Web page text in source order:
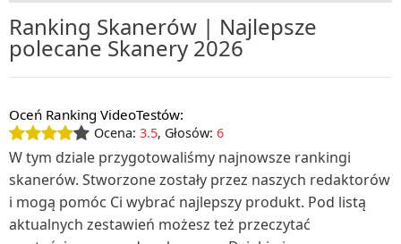
AGD (92)
Chłodziarko - zamrażarki wolnostojące (1)
Kuchenki do zabudowy (2)
Kuchnie wolnostojące (5)
Lodówki do zabudowy (5)
Lodówki wolnostojące (16)
Dom i ogród (108)
Agregaty prądotwórcze (1)
Alarmy (1)
Baseny ogrodowe (4)
Ciśnieniomierze (2)
Drobne AGD do higieny i pielęgnacji (49)
Depilatory (3)
Elektryczne pilniki do stóp (1)
Golarki (3)
Drobne AGD do kuchni i domu (125)
Akcesoria kuchenne (1)
Automaty do popcornu (1)
Fotografia i filmowanie (16)
Aparaty fotograficzne (6)
Gry i konsole (11)
Ranking Skanerów | Najlepsze
polecane Skanery 2026
Oceń Ranking VideoTestów:
Ocena: 3.5, Głosów: 6
W tym dziale przygotowaliśmy najnowsze rankingi
skanerów. Stworzone zostały przez naszych redaktorów
i mogą pomóc Ci wybrać najlepszy produkt. Pod listą
aktualnych zestawień możesz też przeczytać